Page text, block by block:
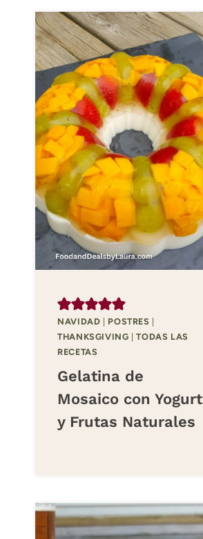
NAVIDAD POSTRES
THANKSGIVING |TODAS LAS
RECETAS
Gelatina de
Mosaico con Yogurt
y Frutas Naturales